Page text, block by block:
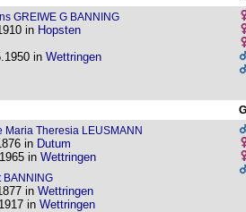
GREIWE G BANNING
in Hopsten
in Wettringen
Maria Theresia LEUSMANN
in Dutum
in Wettringen
BANNING
in Wettringen
in Wettringen